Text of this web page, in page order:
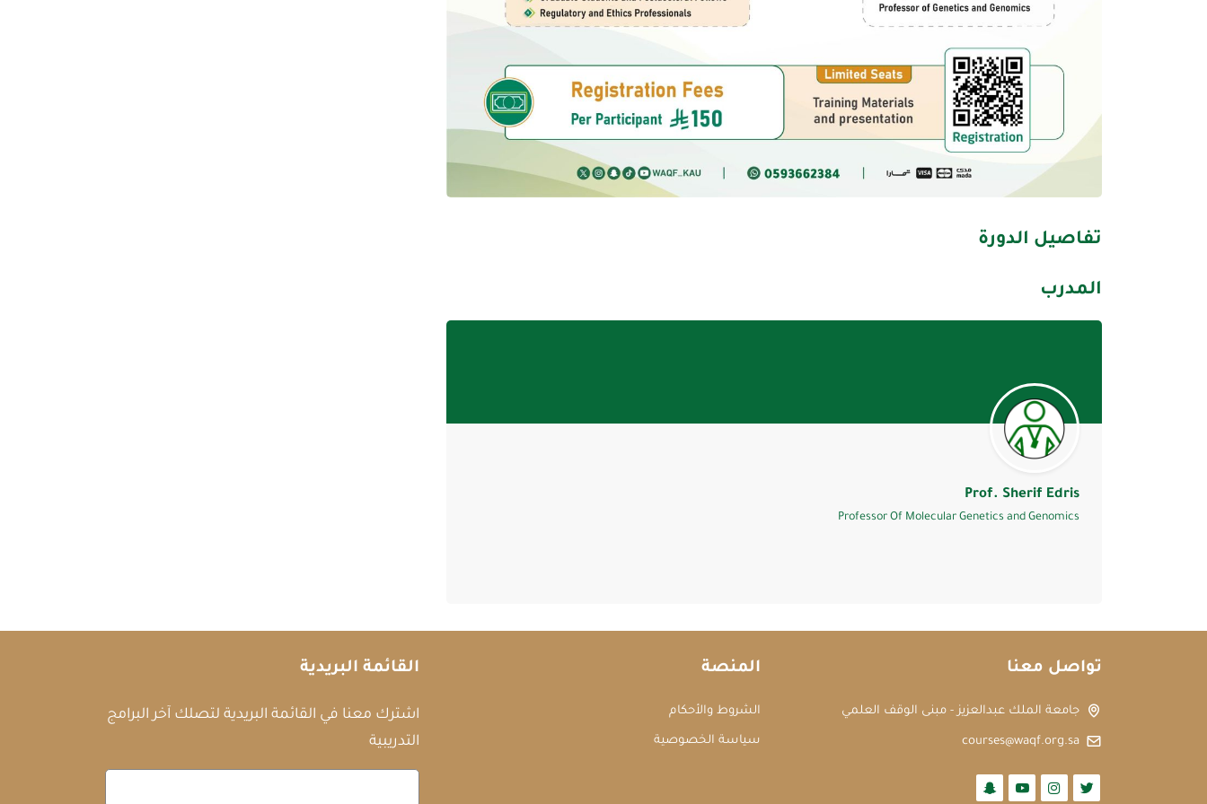
تفاصيل الدورة
المدرب
Prof. Sherif Edris
Professor Of Molecular Genetics and Genomics
تواصل معنا
جامعة الملك عبدالعزيز - مبنى الوقف العلمي
courses@waqf.org.sa
المنصة
الشروط والأحكام
سياسة الخصوصية
القائمة البريدية
اشترك معنا في القائمة البريدية لتصلك آخر البرامج
التدريبية